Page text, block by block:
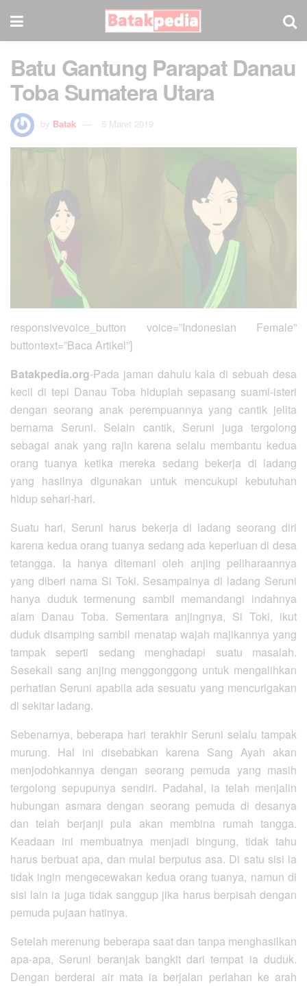
Batu Gantung Parapat Danau
Toba Sumatera Utara
by Batak 5 Maret 2019
responsivevoice_button voice=”Indonesian Female”
buttontext=”Baca Artikel”]
Batakpedia.org-Pada jaman dahulu kala di sebuah desa
kecil di tepi Danau Toba hiduplah sepasang suami-isteri
dengan seorang anak perempuannya yang cantik jelita
bernama Seruni. Selain cantik, Seruni juga tergolong
sebagai anak yang rajin karena selalu membantu kedua
orang tuanya ketika mereka sedang bekerja di ladang
yang hasilnya digunakan untuk mencukupi kebutuhan
hidup sehari-hari.
Suatu hari, Seruni harus bekerja di ladang seorang diri
karena kedua orang tuanya sedang ada keperluan di desa
tetangga. Ia hanya ditemani oleh anjing peliharaannya
yang diberi nama Si Toki. Sesampainya di ladang Seruni
hanya duduk termenung sambil memandangi indahnya
alam Danau Toba. Sementara anjingnya, Si Toki, ikut
duduk disamping sambil menatap wajah majikannya yang
tampak seperti sedang menghadapi suatu masalah.
Sesekali sang anjing menggonggong untuk mengalihkan
perhatian Seruni apabila ada sesuatu yang mencurigakan
di sekitar ladang.
Sebenarnya, beberapa hari terakhir Seruni selalu tampak
murung. Hal ini disebabkan karena Sang Ayah akan
menjodohkannya dengan seorang pemuda yang masih
tergolong sepupunya sendiri. Padahal, ia telah menjalin
hubungan asmara dengan seorang pemuda di desanya
dan telah berjanji pula akan membina rumah tangga.
Keadaan ini membuatnya menjadi bingung, tidak tahu
harus berbuat apa, dan mulai berputus asa. Di satu sisi ia
tidak ingin mengecewakan kedua orang tuanya, namun di
sisi lain ia juga tidak sanggup jika harus berpisah dengan
pemuda pujaan hatinya.
Setelah merenung beberapa saat dan tanpa menghasilkan
apa-apa, Seruni beranjak bangkit dari tempat ia duduk.
Dengan berderai air mata ia berjalan perlahan ke arah